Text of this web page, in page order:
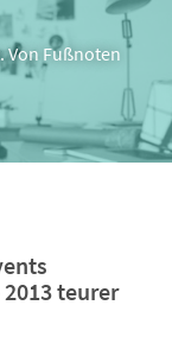
Von Fußnoten
teurer